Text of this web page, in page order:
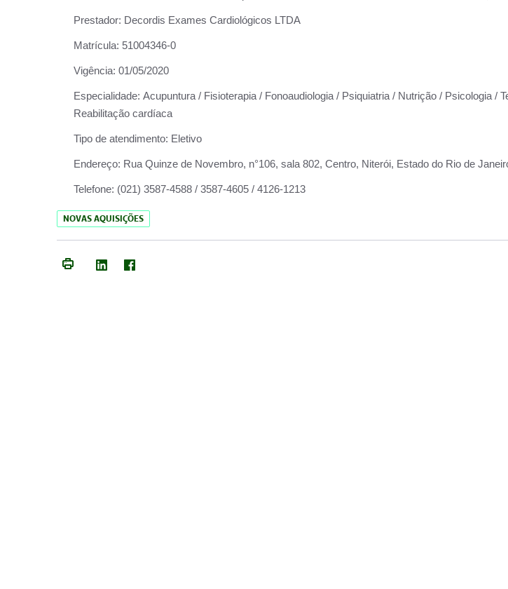
Prestador: Decordis Exames Cardiológicos LTDA
Matrícula: 51004346-0
Vigência: 01/05/2020
Especialidade: Acupuntura / Fisioterapia / Fonoaudiologia / Psiquiatria / Nutrição / Psicologia /
Reabilitação cardíaca
Tipo de atendimento: Eletivo
Endereço: Rua Quinze de Novembro, n°106, sala 802, Centro, Niterói, Estado do Rio de
Telefone: (021) 3587-4588 / 3587-4605 / 4126-1213
NOVAS AQUISIÇÕES